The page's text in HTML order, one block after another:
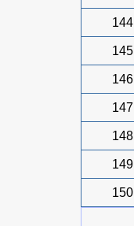
144
145
146
147
148
149
150